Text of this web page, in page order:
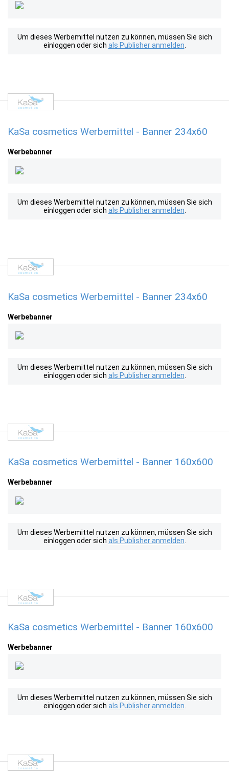
Um dieses Werbemittel nutzen zu können, müssen Sie sich
einloggen oder sich als Publisher anmelden
KaSa cosmetics Werbemittel - Banner 234x60
Werbebanner
Um dieses Werbemittel nutzen zu können, müssen Sie sich
einloggen oder sich als Publisher anmelden
KaSa cosmetics Werbemittel - Banner 234x60
Werbebanner
Um dieses Werbemittel nutzen zu können, müssen Sie sich
einloggen oder sich als Publisher anmelden
KaSa cosmetics Werbemittel - Banner 160x600
Werbebanner
Um dieses Werbemittel nutzen zu können, müssen Sie sich
einloggen oder sich als Publisher anmelden
KaSa cosmetics Werbemittel - Banner 160x600
Werbebanner
Um dieses Werbemittel nutzen zu können, müssen Sie sich
einloggen oder sich als Publisher anmelden